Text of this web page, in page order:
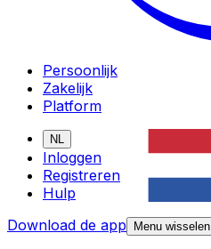
Persoonlijk
Zakelijk
Platform
NL
Inloggen
Registreren
Hulp
Download de app
Menu wisselen